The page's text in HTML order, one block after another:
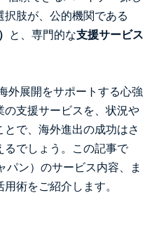
肢が、公的機関である
と、専門的な支援サービス
外展開をサポートする心強
の支援サービスを、状況や
で、海外進出の成功はさ
るでしょう。この記事で
パン）のサービス内容、ま
術をご紹介します。